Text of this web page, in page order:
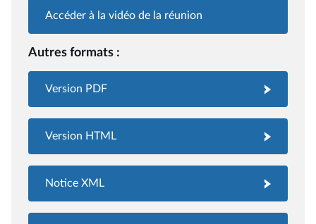
Accéder à la vidéo de la réunion
Autres formats :
Version PDF
Version HTML
Notice XML